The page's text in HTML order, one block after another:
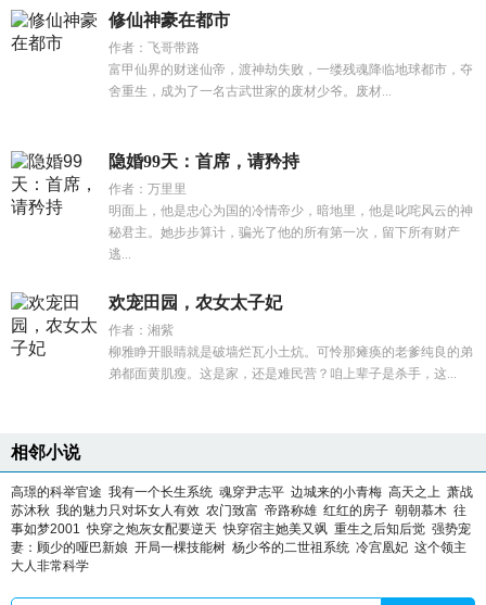
修仙神豪在都市
作者：飞哥带路
富甲仙界的财迷仙帝，渡神劫失败，一缕残魂降临地球都市，夺
舍重生，成为了一名古武世家的废材少爷。废材...
隐婚99天：首席，请矜持
作者：万里里
明面上，他是忠心为国的冷情帝少，暗地里，他是叱咤风云的神
秘君主。她步步算计，骗光了他的所有第一次，留下所有财产
逃...
欢宠田园，农女太子妃
作者：湘紫
柳雅睁开眼睛就是破墙烂瓦小土炕。可怜那瘫痪的老爹纯良的弟
弟都面黄肌瘦。这是家，还是难民营？咱上辈子是杀手，这...
相邻小说
高璟的科举官途 我有一个长生系统 魂穿尹志平 边城来的小青梅 高天之上 萧战
苏沐秋 我的魅力只对坏女人有效 农门致富 帝路称雄 红红的房子 朝朝慕木 往
事如梦2001 快穿之炮灰女配要逆天 快穿宿主她美又飒 重生之后知后觉 强势宠
妻：顾少的哑巴新娘 开局一棵技能树 杨少爷的二世祖系统 冷宫凰妃 这个领主
大人非常科学